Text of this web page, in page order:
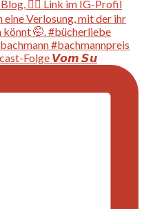
Folge 𝙑𝙤𝙢 𝙎𝙪